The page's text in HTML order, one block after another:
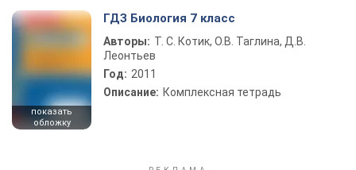
показать
обложку
ГДЗ Биология 7 класс
Авторы: Т. С. Котик, О.В. Таглина, Д.В.
Леонтьев
Год: 2011
Описание: Комплексная тетрадь